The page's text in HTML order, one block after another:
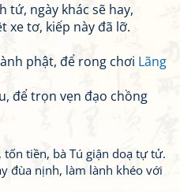
tứ, ngày khác sẽ hay,
xe tơ, kiếp này đã lỡ.
phật, để rong chơi Lãng
để trọn vẹn đạo chồng
tiền, bà Tú giận doạ tự tử.
đùa nịnh, làm lành khéo với